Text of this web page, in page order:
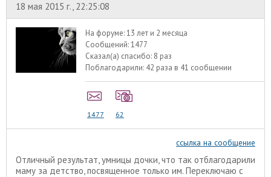
18 мая 2015 г., 22:25:08
На форуме:13 лет и 2 месяца
Сообщений:1477
Сказал(а) спасибо: 8 раз
Поблагодарили: 42 раза в 41 сообщении
1477 62
ссылка на сообщение
Отличный результат, умницы дочки, что так отблагодарили
маму за детство, посвященное только им. Переключаю с